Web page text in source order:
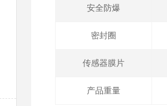
安全防爆
密封圈
传感器膜片
产品重量